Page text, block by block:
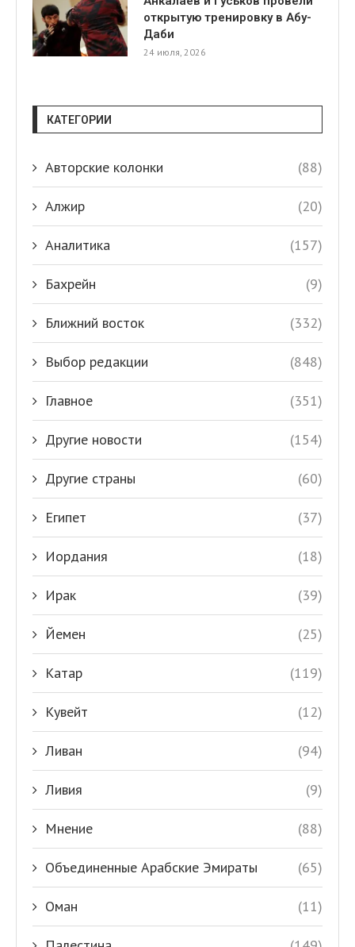
открытую тренировку в Абу-
Даби
24 июля, 2026
КАТЕГОРИИ
Авторские колонки (88)
Алжир (20)
Аналитика (157)
Бахрейн (9)
Ближний восток (332)
Выбор редакции (848)
Главное (351)
Другие новости (154)
Другие страны (60)
Египет (37)
Иордания (18)
Ирак (39)
Йемен (25)
Катар (119)
Кувейт (12)
Ливан (94)
Ливия (9)
Мнение (88)
Объединенные Арабские Эмираты (65)
Оман (11)